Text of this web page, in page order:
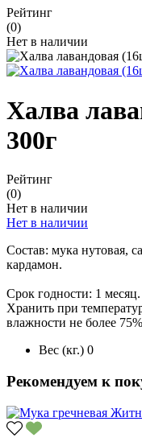
Рейтинг
(0)
Нет в наличии
Халва
300г
Рейтинг
(0)
Нет в наличии
Нет в наличии
Состав: мука нутовая,
кардамон.
Срок годности: 1 месяц.
Хранить при
влажности не более
Вес (кг.) 0
Рекомендуем к